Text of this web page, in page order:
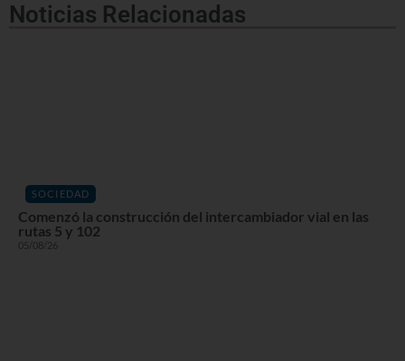
Noticias Relacionadas
SOCIEDAD
Comenzó la construcción del intercambiador vial en las
rutas 5 y 102
05/08/26